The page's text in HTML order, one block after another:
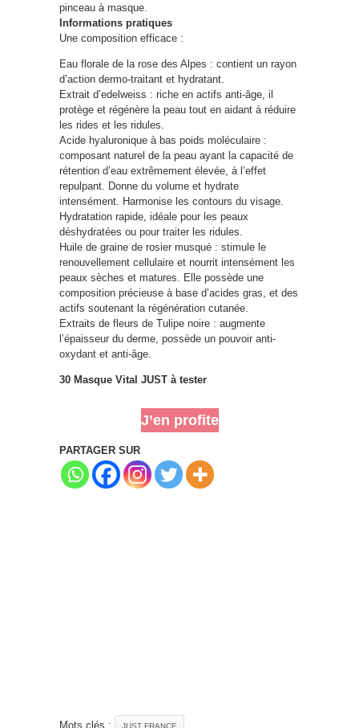
pinceau à masque.
Informations pratiques
Une composition efficace :
Eau florale de la rose des Alpes : contient un rayon
d’action dermo-traitant et hydratant.
Extrait d’edelweiss : riche en actifs anti-âge, il
protège et régénère la peau tout en aidant à réduire
les rides et les ridules.
Acide hyaluronique à bas poids moléculaire :
composant naturel de la peau ayant la capacité de
rétention d’eau extrêmement élevée, à l’effet
repulpant. Donne du volume et hydrate
intensément. Harmonise les contours du visage.
Hydratation rapide, idéale pour les peaux
déshydratées ou pour traiter les ridules.
Huile de graine de rosier musqué : stimule le
renouvellement cellulaire et nourrit intensément les
peaux sèches et matures. Elle possède une
composition précieuse à base d’acides gras, et des
actifs soutenant la régénération cutanée.
Extraits de fleurs de Tulipe noire : augmente
l’épaisseur du derme, possède un pouvoir anti-
oxydant et anti-âge.
30 Masque Vital JUST à tester
J’en profite
PARTAGER SUR
Mots clés : JUST FRANCE